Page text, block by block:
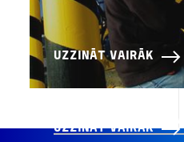
UZZINĀT VAIRĀK
UZZINĀT VAIRĀK